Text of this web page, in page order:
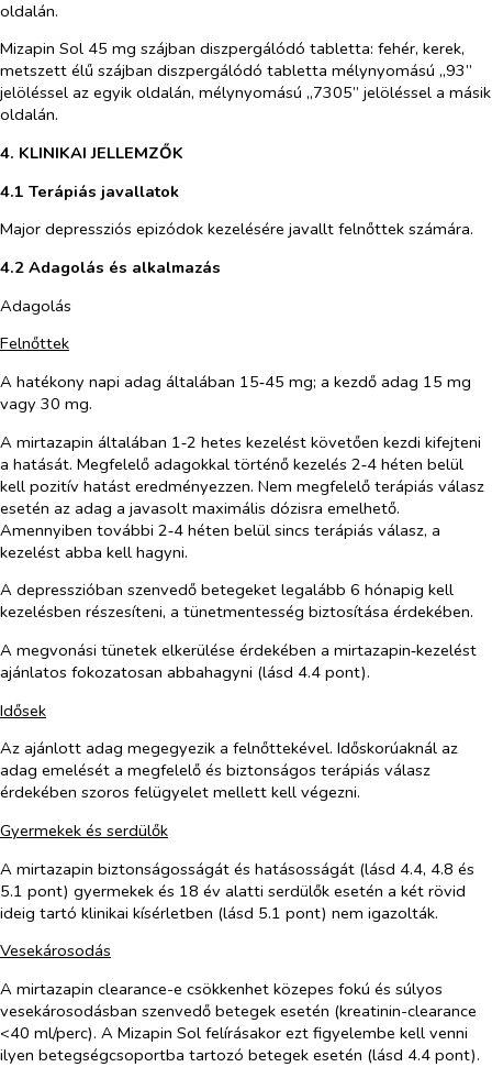
oldalán.
Mizapin Sol 45 mg szájban diszpergálódó tabletta: fehér, kerek,
metszett élű szájban diszpergálódó tabletta mélynyomású „93”
jelöléssel az egyik oldalán, mélynyomású „7305” jelöléssel a másik
oldalán.
4. KLINIKAI JELLEMZŐK
4.1 Terápiás javallatok
Major depressziós epizódok kezelésére javallt felnőttek számára.
4.2 Adagolás és alkalmazás
Adagolás
Felnőttek
A hatékony napi adag általában 15‑45 mg; a kezdő adag 15 mg
vagy 30 mg.
A mirtazapin általában 1‑2 hetes kezelést követően kezdi kifejteni
a hatását. Megfelelő adagokkal történő kezelés 2‑4 héten belül
kell pozitív hatást eredményezzen. Nem megfelelő terápiás válasz
esetén az adag a javasolt maximális dózisra emelhető.
Amennyiben további 2‑4 héten belül sincs terápiás válasz, a
kezelést abba kell hagyni.
A depresszióban szenvedő betegeket legalább 6 hónapig kell
kezelésben részesíteni, a tünetmentesség biztosítása érdekében.
A megvonási tünetek elkerülése érdekében a mirtazapin‑kezelést
ajánlatos fokozatosan abbahagyni (lásd 4.4 pont).
Idősek
Az ajánlott adag megegyezik a felnőttekével. Időskorúaknál az
adag emelését a megfelelő és biztonságos terápiás válasz
érdekében szoros felügyelet mellett kell végezni.
Gyermekek és serdülők
A mirtazapin biztonságosságát és hatásosságát (lásd 4.4, 4.8 és
5.1 pont) gyermekek és 18 év alatti serdülők esetén a két rövid
ideig tartó klinikai kísérletben (lásd 5.1 pont) nem igazolták.
Vesekárosodás
A mirtazapin clearance-e csökkenhet közepes fokú és súlyos
vesekárosodásban szenvedő betegek esetén (kreatinin-clearance
<40 ml/perc). A Mizapin Sol felírásakor ezt figyelembe kell venni
ilyen betegségcsoportba tartozó betegek esetén (lásd 4.4 pont).